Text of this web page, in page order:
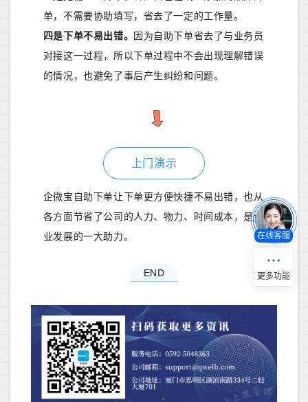
单，不需要协助填写，省去了一定的工作量。
四是下单不易出错。
因为自助下单省去了与业务员
对接这一过程，所以下单过程中不会出现理解错误
的情况，也避免了事后产生纠纷和问题。
上门演示
企微宝自助下单让下单更方便快捷不易出错，也从
各方面节省了公司的人力、物力、时间成本，是企
业发展的一大助力。
END
在线客服